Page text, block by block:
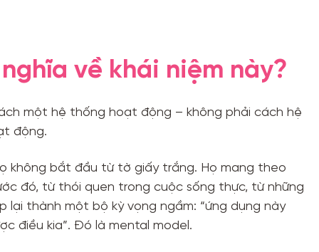
về khái niệm này?
một hệ thống hoạt động – không phải cách hệ
động.
không bắt đầu từ tờ giấy trắng. Họ mang theo
đó, từ thói quen trong cuộc sống thực, từ những
thành một bộ kỳ vọng ngầm: “ứng dụng này
điều kia”. Đó là mental model.